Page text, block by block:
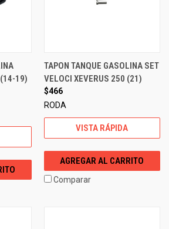
(14-19)
TAPON TANQUE GASOLINA SET
VELOCI XEVERUS 250 (21)
$466
RODA
VISTA RÁPIDA
AGREGAR AL CARRITO
Comparar